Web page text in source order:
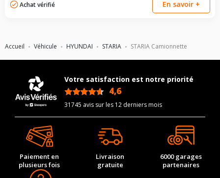
Accueil Véhicule HYUNDAI STARIA STARIA Camionnette
Achat vérifié En savoir +
Votre satisfaction est notre priorité
4,6
31745 avis sur les 12 derniers mois
Paiement en
plusieurs fois
Livraison
gratuite
6000 garages
partenaires